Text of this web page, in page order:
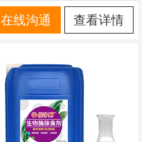
在线沟通 查看详情